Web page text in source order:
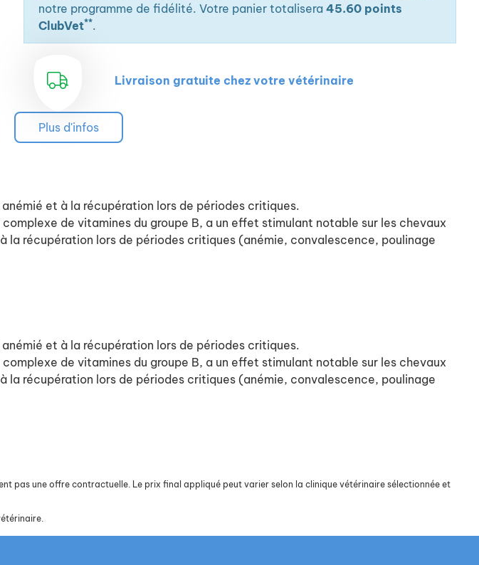
notre programme de fidélité. Votre panier totalisera 45.60 points
ClubVet**.
Livraison gratuite chez votre vétérinaire
Plus d'infos
et à la récupération lors de périodes critiques.
de vitamines du groupe B, a un effet stimulant notable sur les chevaux
récupération lors de périodes critiques (anémie, convalescence, poulinage
et à la récupération lors de périodes critiques.
de vitamines du groupe B, a un effet stimulant notable sur les chevaux
récupération lors de périodes critiques (anémie, convalescence, poulinage
pas une offre contractuelle. Le prix final appliqué peut varier selon la clinique vétérinaire sélectionnée et